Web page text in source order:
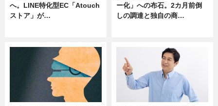
へ。LINE特化型EC「Atouch
ストア」が…
ー化」への布石。2カ月前倒
しの調達と独自の商…